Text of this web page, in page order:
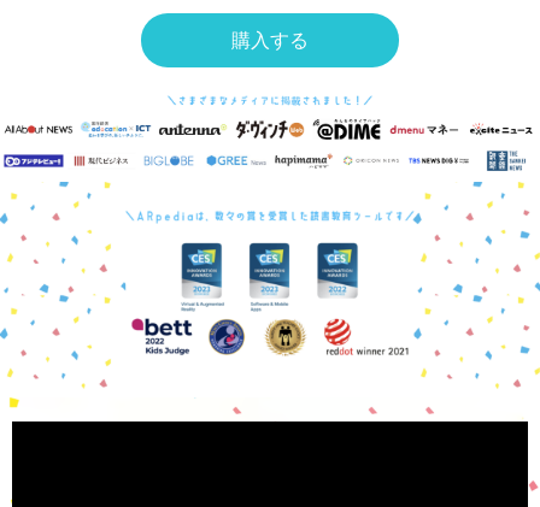
購入する